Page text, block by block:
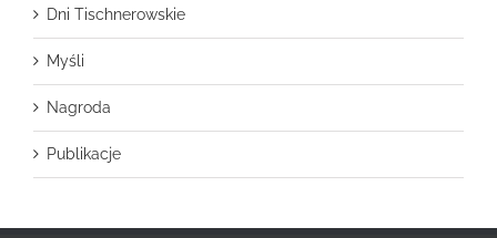
Dni Tischnerowskie
Myśli
Nagroda
Publikacje